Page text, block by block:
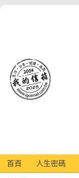
首頁 人生密碼